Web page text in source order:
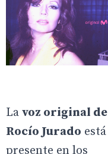
La voz original de
Rocío Jurado está
presente en los